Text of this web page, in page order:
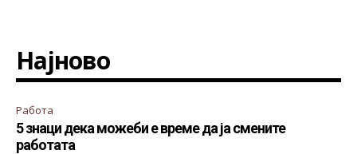
Најново
Работа
5 знаци дека можеби е време да ја смените
работата